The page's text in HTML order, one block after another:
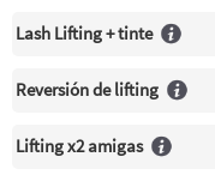
Lash Lifting + tinte
Reversión de lifting
Lifting x2 amigas